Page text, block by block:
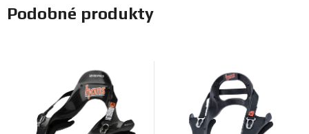
Podobné produkty